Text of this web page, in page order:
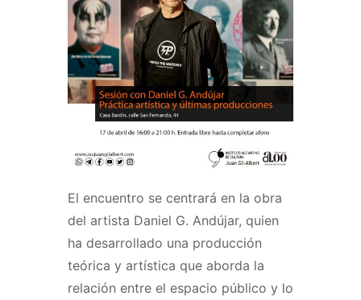
El encuentro se centrará en la obra
del artista Daniel G. Andújar, quien
ha desarrollado una producción
teórica y artística que aborda la
relación entre el espacio público y lo